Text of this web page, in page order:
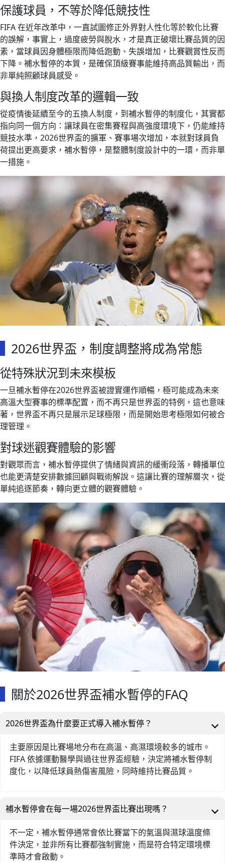
保護球員，不等於降低競技性
FIFA 在近年改革中，一直試圖修正外界對人性化等於軟化比賽
的誤解，事實上，過度疲勞與脫水，才是真正破壞比賽品質的因
素，當球員因身體極限而降低跑動、失誤增加，比賽觀賞性反而
下降。補水暫停的本質，是確保頂級賽事能維持高品質輸出，而
非單純照顧球員感受。
與換人制度改革的邏輯一致
從疫情後延續至今的五換人制度，到補水暫停的制度化，其實都
指向同一個方向：讓球員在密集賽程與高強度環境下，仍能維持
競技水準，2026世界盃的擴軍、賽事場次增加，本就對球員負
荷提出更高要求，補水暫停，是整體制度設計中的一環，而非單
一措施。
2026世界盃，制度調整將成為常態
從特殊狀況到未來模板
一旦補水暫停在2026世界盃被證實運作順暢，極可能成為未來
高溫大型賽事的標準配置，而不再只是世界盃的特例，這也意味
著，世界盃不再只是展示足球極限，而是開始思考極限如何被合
理管理。
對球迷觀賽體驗的影響
對觀眾而言，補水暫停提供了情緒與資訊的緩衝段落，轉播單位
也能更清楚安排數據回顧與戰術解說。這讓比賽的理解層次，從
單純追逐節奏，轉向更立體的觀賽體驗。
關於2026世界盃補水暫停的FAQ
2026世界盃為什麼要正式導入補水暫停？
主要原因是比賽場地分布在高溫、高濕環境較多的城市。
FIFA 依據運動醫學與過往世界盃經驗，決定將補水暫停制
度化，以降低球員熱傷害風險，同時維持比賽品質。
補水暫停會在每一場2026世界盃比賽出現嗎？
不一定，補水暫停通常會依比賽當下的氣溫與濕球溫度條
件決定，並非所有比賽都強制實施，而是符合特定環境標
準時才會啟動。